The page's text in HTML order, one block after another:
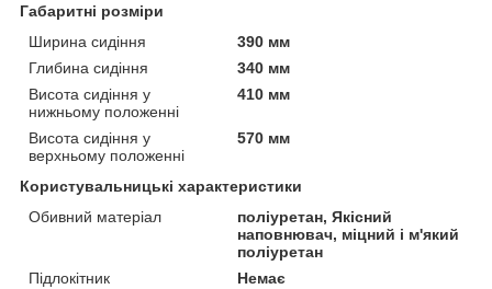
Габаритні розміри
Ширина сидіння
390 мм
Глибина сидіння
340 мм
Висота сидіння у
нижньому положенні
410 мм
Висота сидіння у
верхньому положенні
570 мм
Користувальницькі характеристики
Обивний матеріал
поліуретан, Якісний
наповнювач, міцний і м'який
поліуретан
Підлокітник
Немає